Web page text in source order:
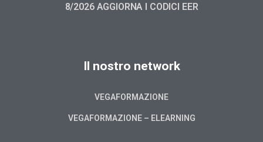
8/2026 AGGIORNA I CODICI EER
Il nostro network
VEGAFORMAZIONE
VEGAFORMAZIONE – ELEARNING